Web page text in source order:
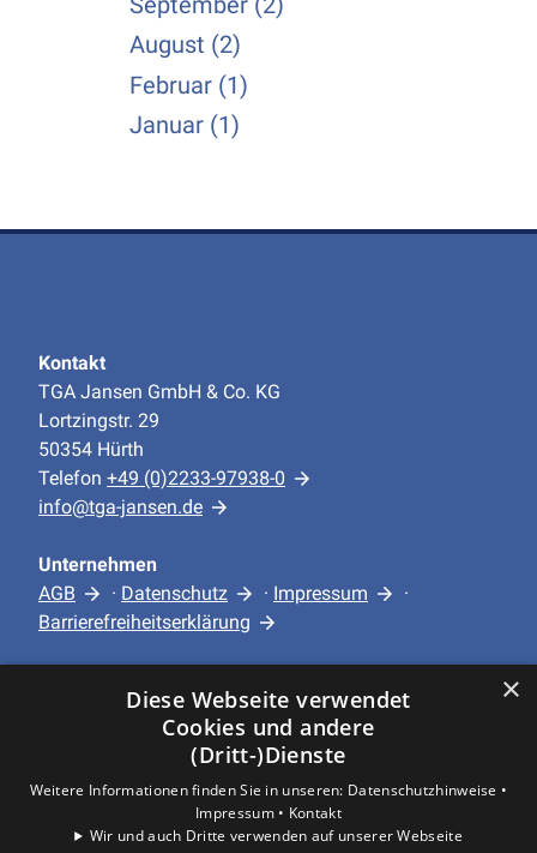
August (2)
Februar (1)
Januar (1)
Kontakt
TGA Jansen GmbH & Co. KG
Lortzingstr. 29
50354 Hürth
Telefon +49 (0)2233-97938-0
info@tga-jansen.de
Unternehmen
AGB
· Datenschutz · Impressum
·
Barrierefreiheitserklärung
Leistungen
×
Diese Webseite verwendet
Cookies und andere
(Dritt-)Dienste
Weitere Informationen finden Sie in unseren: Datenschutzhinweise •
Impressum • Kontakt
Wir und auch Dritte verwenden auf unserer Webseite